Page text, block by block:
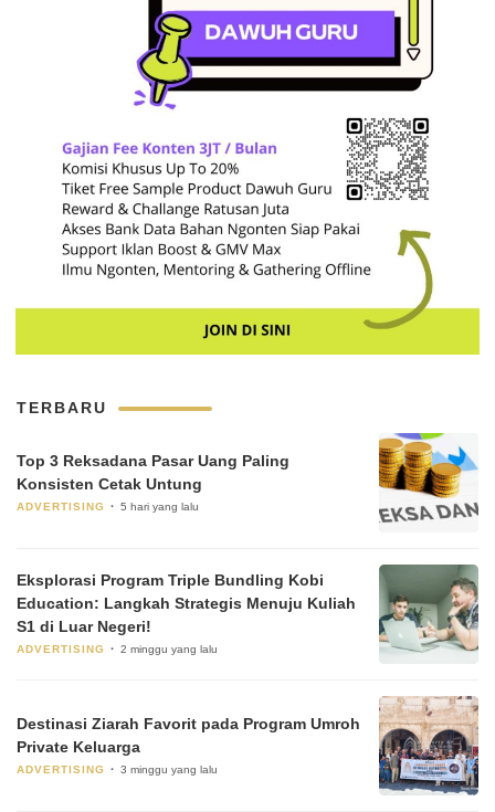
TERBARU
Top 3 Reksadana Pasar Uang Paling
Konsisten Cetak Untung
ADVERTISING 5 hari yang lalu
Eksplorasi Program Triple Bundling Kobi
Education: Langkah Strategis Menuju Kuliah
S1 di Luar Negeri!
ADVERTISING 2 minggu yang lalu
Destinasi Ziarah Favorit pada Program Umroh
Private Keluarga
ADVERTISING 3 minggu yang lalu